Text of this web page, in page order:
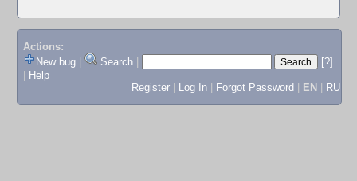
Actions:
New bug
Search
[?]
Help
Register
Log In Forgot Password EN RU